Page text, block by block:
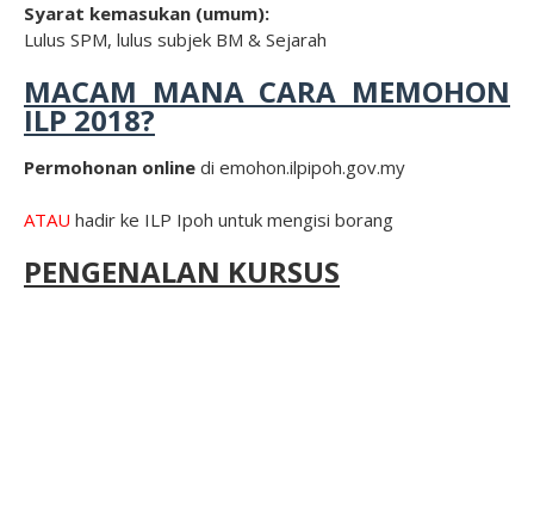
Syarat kemasukan (umum):
Lulus SPM, lulus subjek BM & Sejarah
MACAM MANA CARA MEMOHON
ILP 2018?
Permohonan online di emohon.ilpipoh.gov.my
ATAU hadir ke ILP Ipoh untuk mengisi borang
PENGENALAN KURSUS